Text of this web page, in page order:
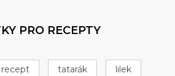
PRO RECEPTY
tatarák lilek